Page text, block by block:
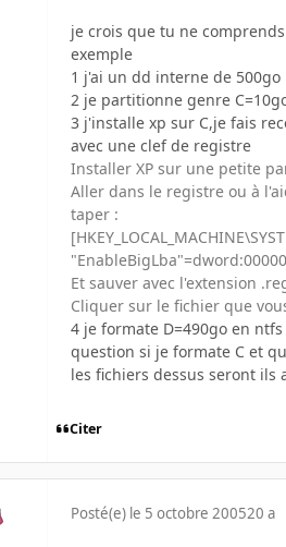
je crois que tu ne
exemple
1 j'ai un dd interne de 500go
2 je partitionne genre
3 j'installe xp sur C,je fais
avec une clef de registre
Installer XP sur une petite
Aller dans le registre ou à
taper :
Et sauver avec l'extension
Cliquer sur le fichier que
4 je formate D=490go en
question si je formate C et
les fichiers dessus seront ils
Citer
Posté(e) le 5 octobre 200520 a